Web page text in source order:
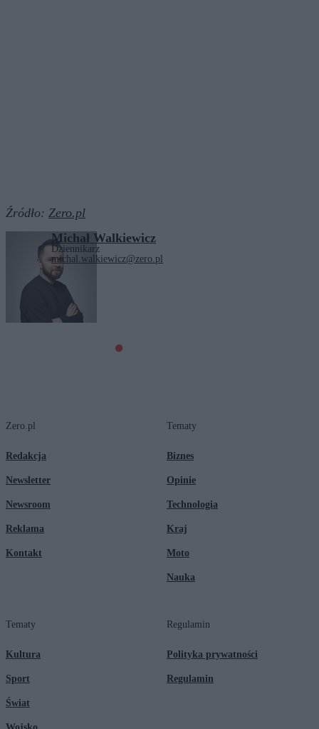
Źródło: Zero.pl
Michał Walkiewicz
Dziennikarz
michal.walkiewicz@zero.pl
kino
Zero.pl
Redakcja
Newsletter
Newsroom
Reklama
Kontakt
Tematy
Biznes
Opinie
Technologia
Kraj
Moto
Nauka
Tematy
Kultura
Sport
Świat
Regulamin
Polityka prywatności
Regulamin